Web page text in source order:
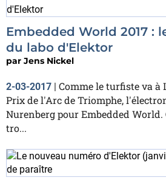
Embedded World 2017 :
du labo d'Elektor
par Jens Nickel
2-03-2017 | Comme le turfiste va à
Prix de l'Arc de Triomphe,
Nurenberg pour Embedded
tro...